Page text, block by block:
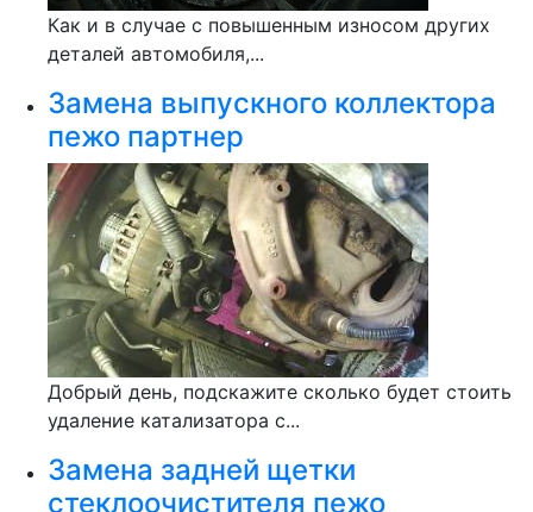
Как и в случае с повышенным износом других
деталей автомобиля,...
Замена выпускного коллектора
пежо партнер
Добрый день, подскажите сколько будет стоить
удаление катализатора с...
Замена задней щетки
стеклоочистителя пежо